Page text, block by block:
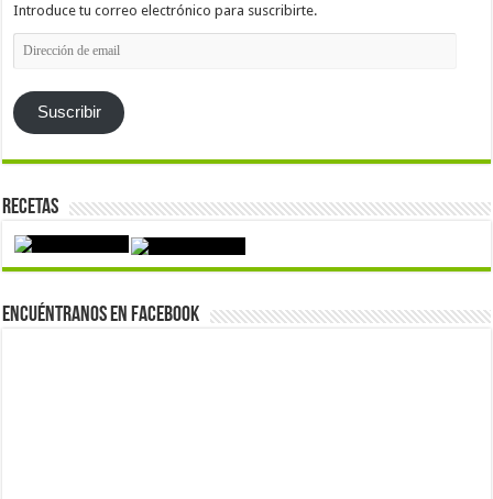
Introduce tu correo electrónico para suscribirte.
Dirección
de
email
Suscribir
Recetas
Encuéntranos en Facebook